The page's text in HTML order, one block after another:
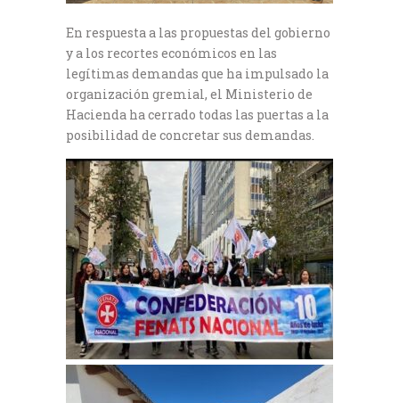
En respuesta a las propuestas del gobierno
y a los recortes económicos en las
legítimas demandas que ha impulsado la
organización gremial, el Ministerio de
Hacienda ha cerrado todas las puertas a la
posibilidad de concretar sus demandas.